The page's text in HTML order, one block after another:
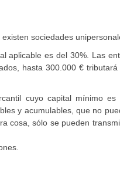
sociedades
aplicable es del 30%. Las
hasta 300.000 €
cuyo capital mínimo
y acumulables, que no
cosa, sólo se pueden